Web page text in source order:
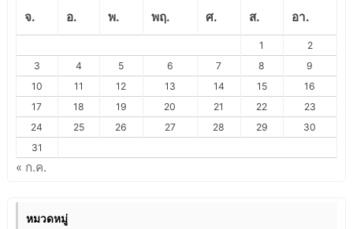
จ. อ. พ. พฤ. ศ. ส. อา.
1
2
3
4 5 6 7 8
9
10
11 12 13 14 15
16
17
18 19 20 21 22
23
24
25 26 27 28 29
30
31
« ก.ค.
หมวดหมู่